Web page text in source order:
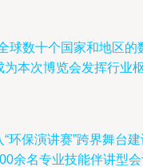
球数十个国家和地区的
本次博览会发挥行业
保演讲赛”跨界舞台建
余名专业技能伴讲型